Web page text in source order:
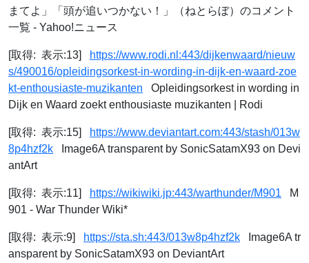
まてよ」「頭が追いつかない！」（ねとらぼ）のコメント
一覧 - Yahoo!ニュース
[取得: 表示:13]
https://www.rodi.nl:443/dijkenwaard/nieuw
s/490016/opleidingsorkest-in-wording-in-dijk-en-waard-zoe
kt-enthousiaste-muzikanten Opleidingsorkest in wording in
Dijk en Waard zoekt enthousiaste muzikanten | Rodi
[取得: 表示:15]
https://www.deviantart.com:443/stash/013w
8p4hzf2k Image6A transparent by SonicSatamX93 on Devi
antArt
[取得: 表示:11] https://wikiwiki.jp:443/warthunder/M901 M
901 - War Thunder Wiki*
[取得: 表示:9] https://sta.sh:443/013w8p4hzf2k Image6A tr
ansparent by SonicSatamX93 on DeviantArt